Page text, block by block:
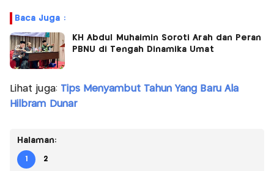
Baca Juga :
KH Abdul Muhaimin Soroti Arah dan Peran
PBNU di Tengah Dinamika Umat
Lihat juga: Tips Menyambut Tahun Yang Baru Ala
Hilbram Dunar
Halaman:
1 2